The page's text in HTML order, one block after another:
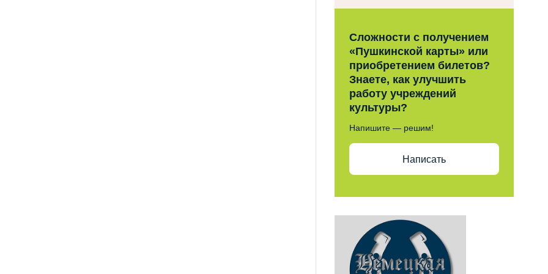
Сложности с получением
«Пушкинской карты» или
приобретением билетов?
Знаете, как улучшить
работу учреждений
культуры?
Напишите — решим!
Написать